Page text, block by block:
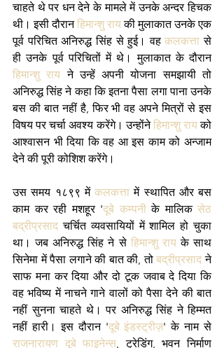
चाहते थे पर धन देने के मामले में उनके अन्दर हिचक
थी। इसी दौरान हिमान्शु राय की मुलाकात उनके एक
पूर्व परिचित अनिरुद्ध सिंह से हुई। वह कलकत्ता से
ही उनके पूर्व परिचितों में थे। मुलाकात के दौरान
हिमान्शु राय ने उन्हें अपनी योजना समझायी तो
अनिरुद्ध सिंह ने कहा कि इतना पैसा लगा पाना उनके
बस की बात नहीं है, फिर भी वह अपने मित्रों से इस
विषय पर चर्चा अवश्य करेंगे। उन्होंने हिमान्शु राय को
आश्वासन भी दिया कि वह आ इस काम को अन्जाम
देने की पूरी कोशिश करेंगे।
उस समय १८९९ में कलकत्ता में स्थापित और बस
काम कर रही मशहूर 'दूबे कम्पनी के मालिक सेठ
बद्रीप्रसाद चर्चित व्यवसायियों में शामिल हो चुका
था। जब अनिरुद्ध सिंह ने से हिमान्शु राय के साथ
सिनेमा में पैसा लगाने की बात की, तो बद्रीप्रसाद ने
साफ मना कर दिया और दो टूक जवाब दे दिया कि
वह भविष्य में नाचने गाने वालों को पैसा देने की बात
नहीं सुनना चाहते थे। पर अनिरुद्ध सिंह ने हिम्मत
नहीं हारी। इस दौरान 'दूबे इंडस्ट्रीज़
राजनारायण दूबे फाइनेन्स, ट्रेडिंग, भवन निर्माण